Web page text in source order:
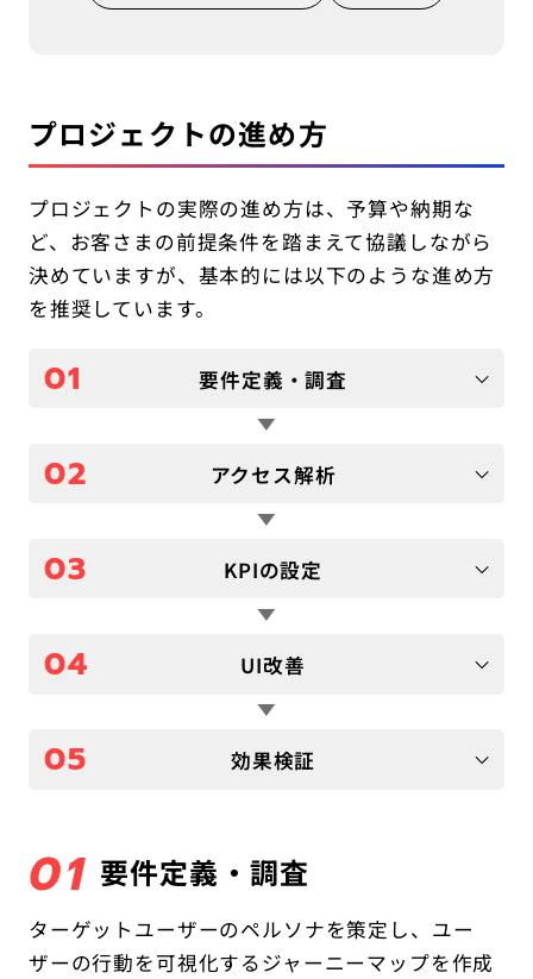
プロジェクトの進め方
プロジェクトの実際の進め方は、予算や納期な
ど、お客さまの前提条件を踏まえて協議しながら
決めていますが、基本的には以下のような進め方
を推奨しています。
01 要件定義・調査
02 アクセス解析
03 KPIの設定
04 UI改善
05 効果検証
01 要件定義・調査
ターゲットユーザーのペルソナを策定し、ユー
ザーの行動を可視化するジャーニーマップを作成